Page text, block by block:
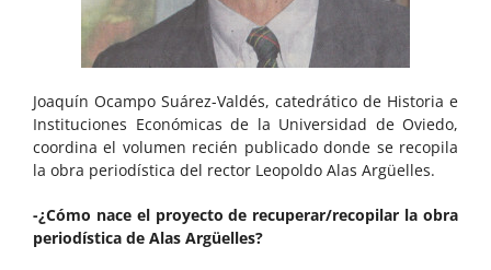
Joaquín Ocampo Suárez-Valdés, catedrático de Historia e
Instituciones Económicas de la Universidad de Oviedo,
coordina el volumen recién publicado donde se recopila
la obra periodística del rector Leopoldo Alas Argüelles.
-¿Cómo nace el proyecto de recuperar/recopilar la obra
periodística de Alas Argüelles?